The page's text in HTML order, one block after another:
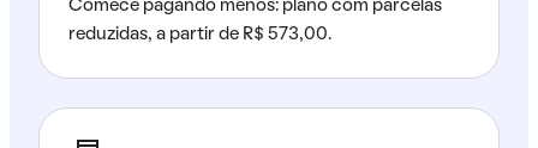
Comece pagando menos: plano com parcelas
reduzidas, a partir de R$ 573,00.